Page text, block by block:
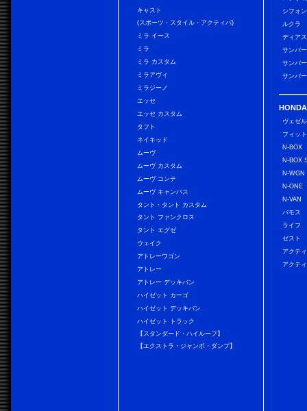
キャスト
(スポーツ・スタイル・アクティバ)
ミラ イース
ミラ
ミラ カスタム
ミラアヴィ
ミラジーノ
エッセ
エッセ カスタム
タフト
ネイキッド
ムーヴ
ムーヴ カスタム
ムーヴ コンテ
ムーヴ キャンバス
タント・タント カスタム
タント ファンクロス
タント エグゼ
ウェイク
アトレーワゴン
アトレー
アトレー デッキバン
ハイゼット カーゴ
ハイゼット デッキバン
ハイゼット トラック
【スタンダード・ハイルーフ】
【エクストラ・ジャンボ・ダンプ】
シフォ
ルクラ
ディア
サンバ
サンバ
サンバ
HONDA
ヴェゼル
フィット
N-BOX
N-BOX
N-WGN
N-ONE
N-VAN
バモス
ライフ
ゼスト
アクテ
アクテ